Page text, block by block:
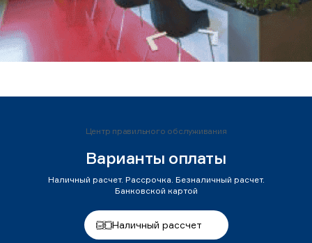
Центр правильного обслуживания
Варианты оплаты
Наличный расчет. Рассрочка. Безналичный расчет.
Банковской картой
Наличный рассчет